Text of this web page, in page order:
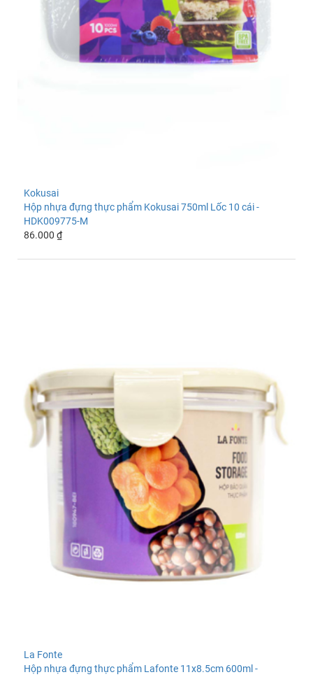
Kokusai
Hộp nhựa đựng thực phẩm Kokusai 750ml Lốc 10 cái -
HDK009775-M
86.000 ₫
La Fonte
Hộp nhựa đựng thực phẩm Lafonte 11x8.5cm 600ml -